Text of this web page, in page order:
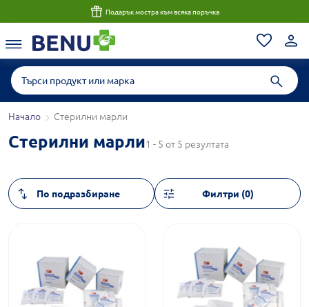
Подарък мостра към всяка поръчка
Начало Стерилни марли
Стерилни марли1 - 5 от 5 резултата
Филтри (0)